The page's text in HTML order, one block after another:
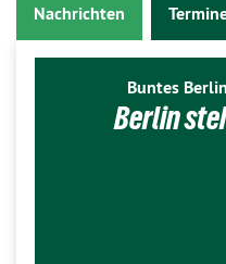
Nachrichten
Buntes
Berlin